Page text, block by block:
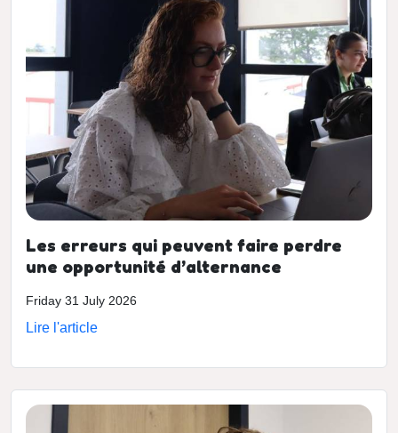
Les erreurs qui peuvent faire perdre
une opportunité d’alternance
Friday 31 July 2026
Lire l'article